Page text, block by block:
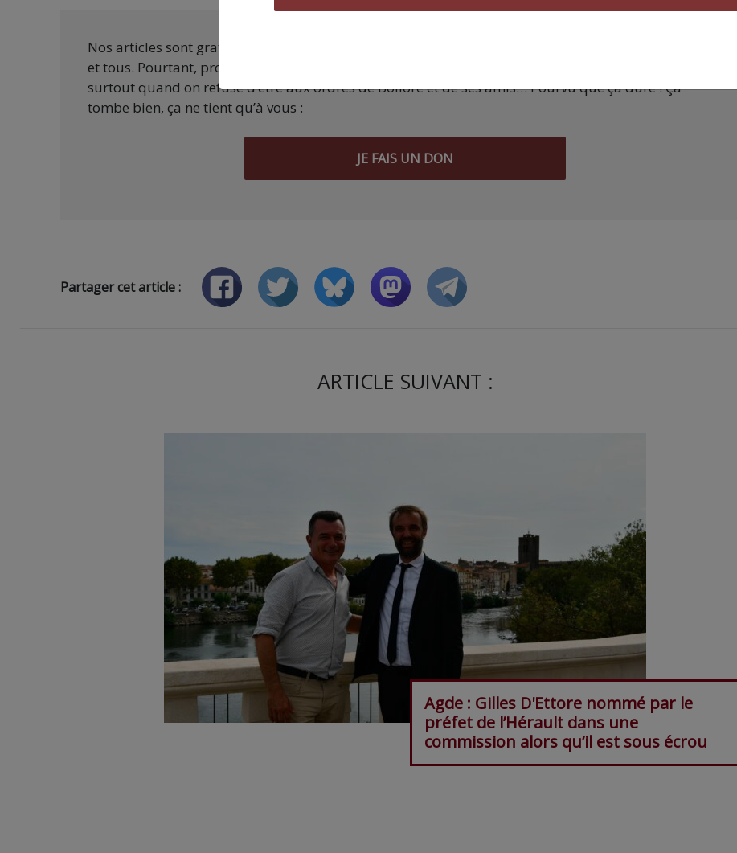
Nos articles sont gratuits car nous pensons que la presse indépendante doit être accessible à toutes
et tous. Pourtant, produire une information engagée et de qualité nécessite du temps et de l’argent,
surtout quand on refuse d’être aux ordres de Bolloré et de ses amis… Pourvu que ça dure ! Ça
tombe bien, ça ne tient qu’à vous :
JE FAIS UN DON
Partager cet article :
ARTICLE SUIVANT :
Agde : Gilles D'Ettore nommé par le
préfet de l’Hérault dans une
commission alors qu’il est sous écrou